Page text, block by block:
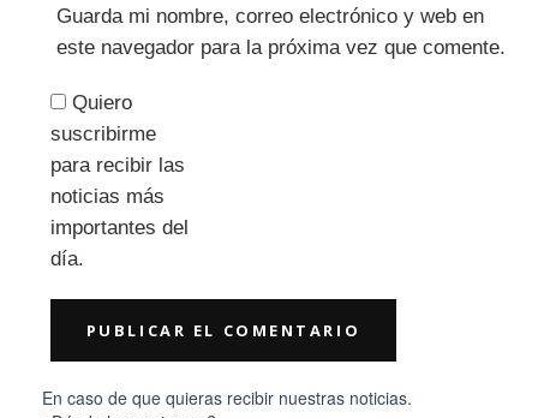
Guarda mi nombre, correo electrónico y web en
este navegador para la próxima vez que comente.
Quiero
suscribirme
para recibir las
noticias más
importantes del
día.